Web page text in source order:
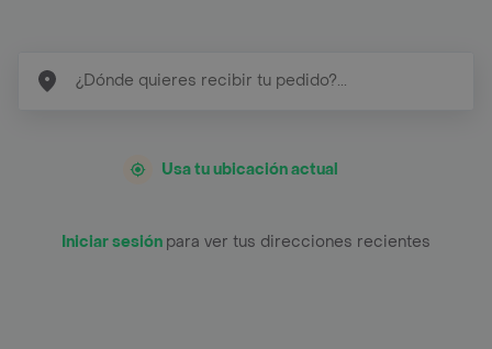
Usa tu ubicación actual
Iniciar sesión para ver tus direcciones recientes